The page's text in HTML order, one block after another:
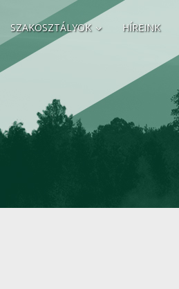
SZAKOSZTÁLYOK HÍREINK